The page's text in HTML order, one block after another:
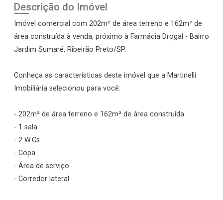
Descrição do Imóvel
Imóvel comercial com 202m² de área terreno e 162m² de
área construída à venda, próximo à Farmácia Drogal - Bairro
Jardim Sumaré, Ribeirão Preto/SP.
Conheça as características deste imóvel que a Martinelli
Imobiliária selecionou para você:
- 202m² de área terreno e 162m² de área construída
- 1 sala
- 2 W.Cs
- Copa
- Área de serviço
- Corredor lateral